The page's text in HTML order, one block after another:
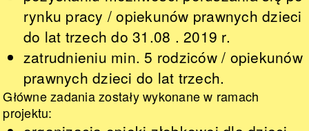
rynku pracy / opiekunów prawnych dzieci
do lat trzech do 31.08 . 2019 r.
zatrudnieniu min. 5 rodziców / opiekunów
prawnych dzieci do lat trzech.
Główne zadania zostały wykonane w ramach
projektu: